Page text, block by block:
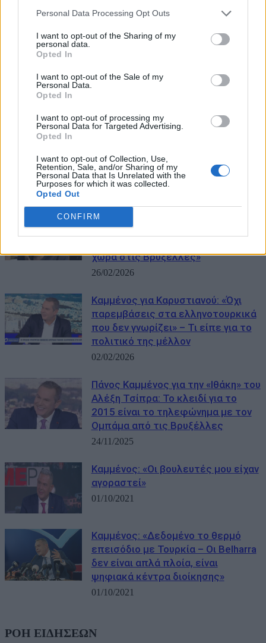
Personal Data Processing Opt Outs
I want to opt-out of the Sharing of my
personal data.
Opted In
I want to opt-out of the Sale of my
Personal Data.
Opted In
I want to opt-out of processing my
Personal Data for Targeted Advertising.
Opted In
I want to opt-out of Collection, Use,
Retention, Sale, and/or Sharing of my
Personal Data that Is Unrelated with the
Purposes for which it was collected.
Opted Out
CONFIRM
ΜΠΟΡΕΙ ΝΑ ΣΑΣ ΕΝΔΙΑΦΕΡΕΙ
«Όταν εμφανίζεται ΕΛΑΣ, για τον
Γοργοπόταμο επιβάλλεται ΕΔΕΣ»
27/05/2026
Σφοδρή επίθεση Καμμένου σε
Σαμαρά: «Συνταξιούχος πρώην
χώρα στις Βρυξέλλες»
26/02/2026
Καμμένος για Καρυστιανού: «Όχι
παρεμβάσεις στα ελληνοτουρκικά
που δεν γνωρίζει» – Τι είπε για το
πολιτικό της μέλλον
02/02/2026
Πάνος Καμμένος για την «Ιθάκη» του
Αλέξη Τσίπρα: Το κλειδί για το
2015 είναι το τηλεφώνημα με τον
Ομπάμα από τις Βρυξέλλες
24/11/2025
Καμμένος: «Οι βουλευτές μου είχαν
αγοραστεί»
01/10/2021
Καμμένος: «Δεδομένο το θερμό
επεισόδιο με Τουρκία – Οι Belharra
δεν είναι απλά πλοία, είναι
ψηφιακά κέντρα διοίκησης»
01/10/2021
ΡΟΗ ΕΙΔΗΣΕΩΝ